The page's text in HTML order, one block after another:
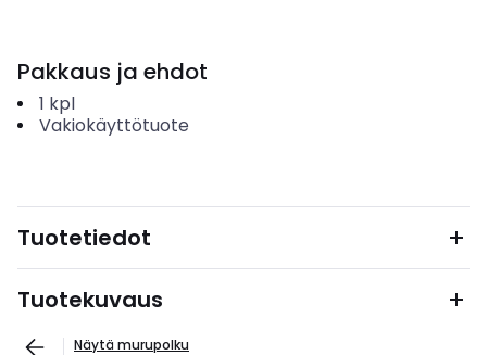
Pakkaus ja ehdot
1 kpl
Vakiokäyttötuote
Tuotetiedot
Tuotekuvaus
Näytä murupolku